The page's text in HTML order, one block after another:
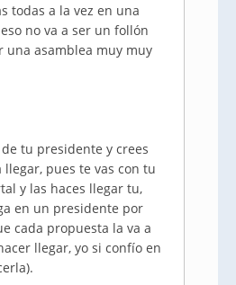
todas a la vez en una
no va a ser un follón
una asamblea muy muy
tu presidente y crees
llegar, pues te vas con tu
y las haces llegar tu,
en un presidente por
cada propuesta la va a
llegar, yo si confío en